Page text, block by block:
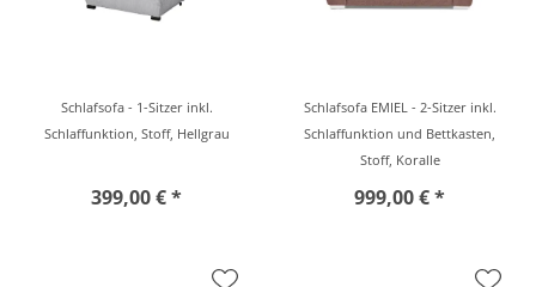
Schlafsofa - 1-Sitzer inkl.
Schlaffunktion, Stoff, Hellgrau
399,00 € *
Schlafsofa EMIEL - 2-Sitzer inkl.
Schlaffunktion und Bettkasten,
Stoff, Koralle
999,00 € *